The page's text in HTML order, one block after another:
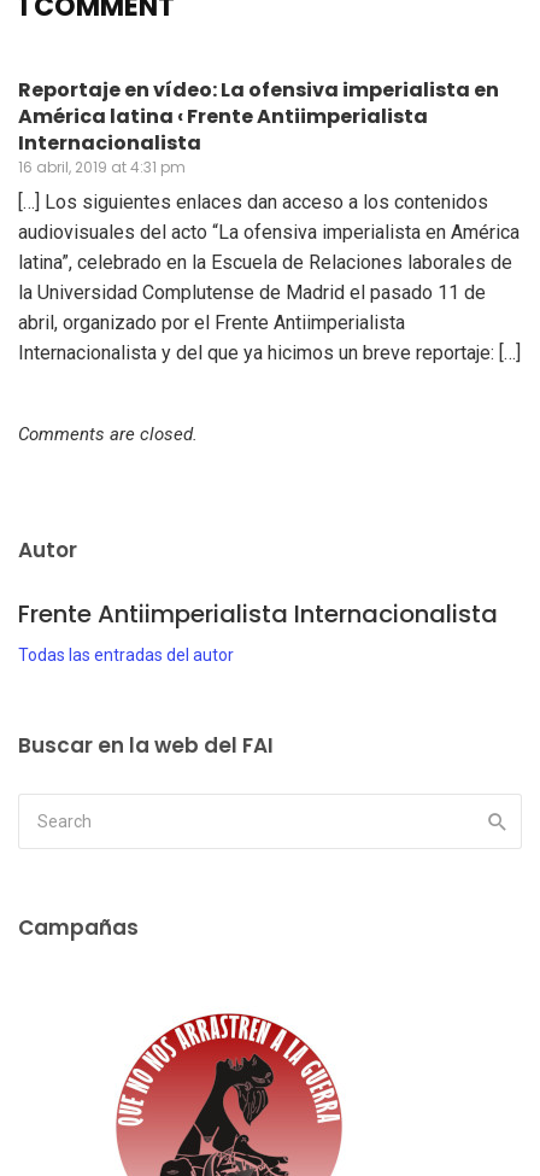
Reportaje en vídeo: La ofensiva imperialista en
América latina ‹ Frente Antiimperialista
Internacionalista
16 abril, 2019 at 4:31 pm
[…] Los siguientes enlaces dan acceso a los contenidos
audiovisuales del acto “La ofensiva imperialista en América
latina”, celebrado en la Escuela de Relaciones laborales de
la Universidad Complutense de Madrid el pasado 11 de
abril, organizado por el Frente Antiimperialista
Internacionalista y del que ya hicimos un breve reportaje: […]
Comments are closed.
Autor
Frente Antiimperialista Internacionalista
Todas las entradas del autor
Buscar en la web del FAI
Campañas